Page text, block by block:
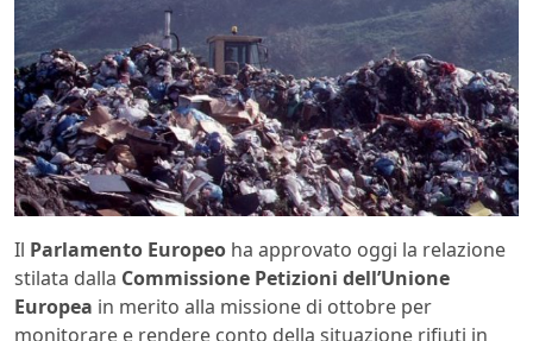
Il Parlamento Europeo ha approvato oggi la relazione
stilata dalla Commissione Petizioni dell’Unione
Europea in merito alla missione di ottobre per
monitorare e rendere conto della situazione rifiuti in